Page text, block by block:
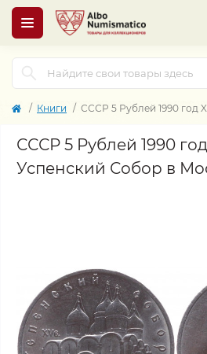
Книги СССР 5 Рублей 1990 год
СССР 5 Рублей 1990
Успенский Собор в